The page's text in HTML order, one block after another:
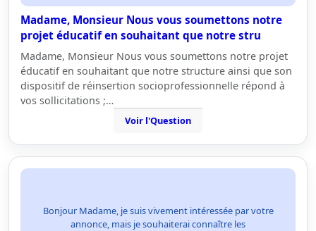
Madame, Monsieur Nous vous soumettons notre
projet éducatif en souhaitant que notre stru
Madame, Monsieur Nous vous soumettons notre projet
éducatif en souhaitant que notre structure ainsi que son
dispositif de réinsertion socioprofessionnelle répond à
vos sollicitations ;…
Voir l'Question
Bonjour Madame, je suis vivement intéressée par votre
annonce, mais je souhaiterai connaître les